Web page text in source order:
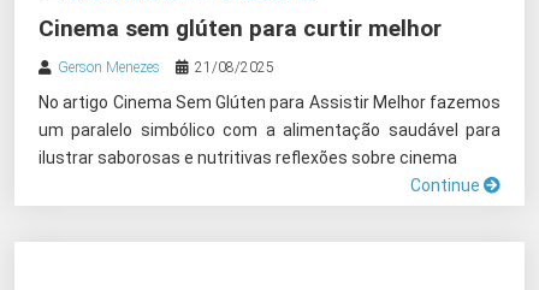
Cinema sem glúten para curtir melhor
Gerson Menezes 21/08/2025
No artigo Cinema Sem Glúten para Assistir Melhor fazemos
um paralelo simbólico com a alimentação saudável para
ilustrar saborosas e nutritivas reflexões sobre cinema
Continue